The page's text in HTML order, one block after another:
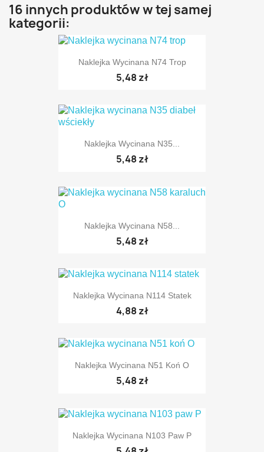
16 innych produktów w tej samej
kategorii:
Naklejka Wycinana N74 Trop
5,48 zł
Naklejka Wycinana N35...
5,48 zł
Naklejka Wycinana N58...
5,48 zł
Naklejka Wycinana N114 Statek
4,88 zł
Naklejka Wycinana N51 Koń O
5,48 zł
Naklejka Wycinana N103 Paw P